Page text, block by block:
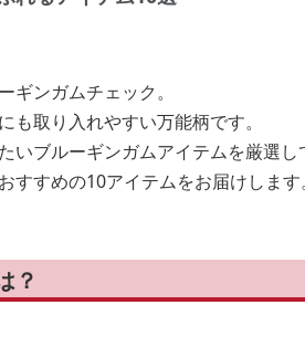
ンガムチェック。
取り入れやすい万能柄です。
ブルーギンガムアイテムを厳選し
すめの10アイテムをお届けします。
？